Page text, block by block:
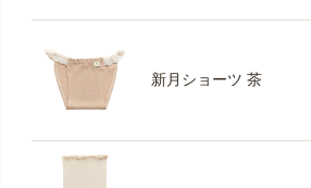
新月ショーツ 茶